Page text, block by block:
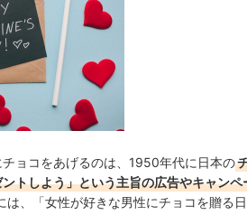
ョコをあげるのは、1950年代に日本の
トしよう」という主旨の広告やキャン
、「女性が好きな男性にチョコを贈る日